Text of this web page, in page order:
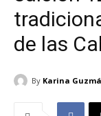
de las
By Karina